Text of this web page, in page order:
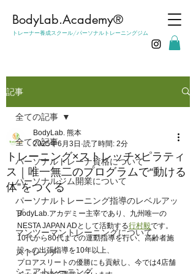
​BodyLab.Academy®︎
トレーナー養成スクール/パーソナルトレーニングジム
記事
全ての記事
パーソナルトレーナ資格について
パーソナルジム開業について
パーソナルトレーニング指導のレベルアッ
プ
マンツーマントレーニングについて
ストレッチ
シニアトレーニング
全ての記事
トレーニング×ストレッチ×ピラティ
ス｜唯一無二のプログラムで“動ける
体”をつくる
BodyLab. 熊本
2025年6月3日 読了時間: 2分
BodyLab.アカデミー主宰であり、九州唯一の
NESTA JAPAN ADとして活動する行村毅です。
10代から80代までの運動指導を行い、高齢者施
設への出張指導を10年以上、
プロアスリートの優勝にも貢献し、今では4店舗